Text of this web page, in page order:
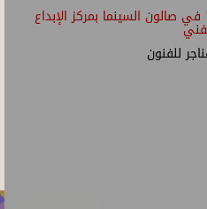
صالون السينما بمركز الإبداع
للفنون